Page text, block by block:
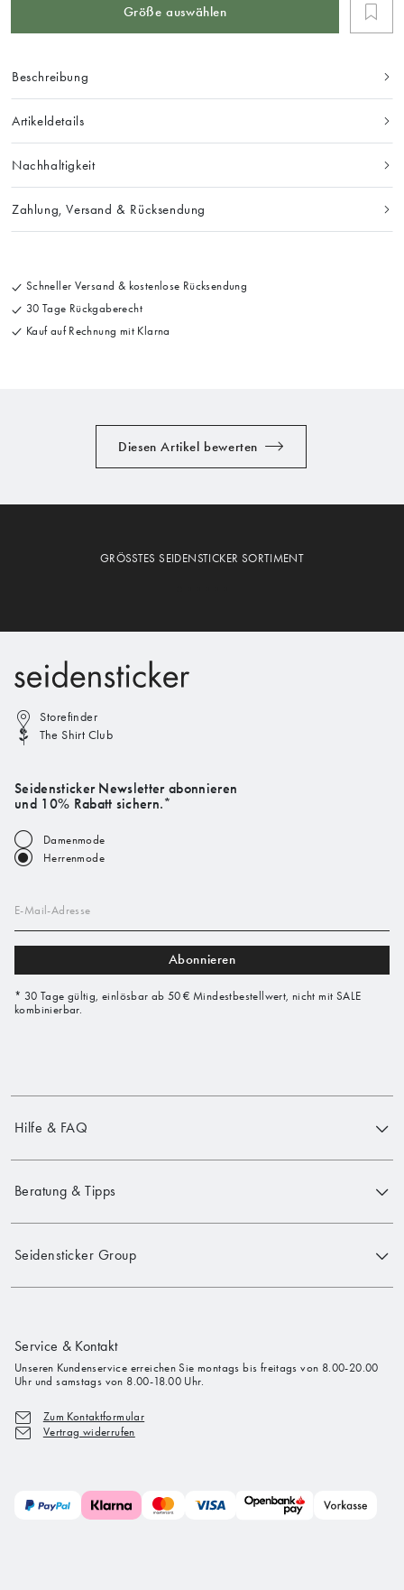
Größe auswählen
Beschreibung
Artikeldetails
Nachhaltigkeit
Zahlung, Versand & Rücksendung
Schneller Versand & kostenlose Rücksendung
30 Tage Rückgaberecht
Kauf auf Rechnung mit Klarna
Diesen Artikel bewerten
GRÖSSTES SEIDENSTICKER SORTIMENT
Storefinder
The Shirt Club
Seidensticker Newsletter abonnieren
und 10% Rabatt sichern.*
Damenmode
Herrenmode
E-Mail-Adresse
Abonnieren
* 30 Tage gültig, einlösbar ab 50 € Mindestbestellwert, nicht mit SALE
kombinierbar.
Hilfe & FAQ
Beratung & Tipps
Seidensticker Group
Service & Kontakt
Unseren Kundenservice erreichen Sie montags bis freitags von 8.00-20.00
Uhr und samstags von 8.00-18.00 Uhr.
Zum Kontaktformular
Vertrag widerrufen